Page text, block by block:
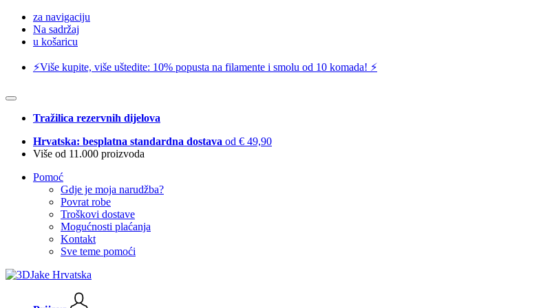
za navigaciju
Na sadržaj
u košaricu
⚡️Više kupite, više uštedite: 10% popusta na filamente i smolu od 10 komada! ⚡️
Tražilica rezervnih dijelova
Hrvatska: besplatna standardna dostava od € 49,90
Više od 11.000 proizvoda
Pomoć
Gdje je moja narudžba?
Povrat robe
Troškovi dostave
Mogućnosti plaćanja
Kontakt
Sve teme pomoći